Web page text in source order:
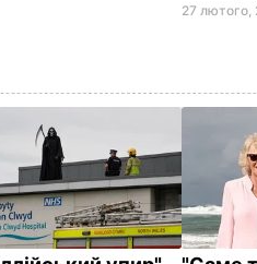
27 лютого,